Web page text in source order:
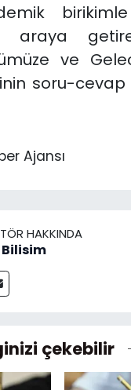
araya
ve
soru-
Ajansı
HAKKINDA
Bilisim
çekebilir